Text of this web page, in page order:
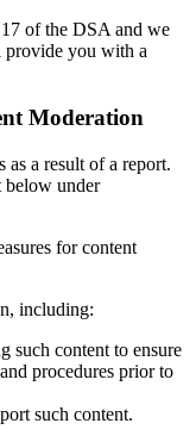
of the DSA and we
provide you with a
Moderation
a result of a report.
below under
for content
including:
such content to ensure
procedures prior to
such content.